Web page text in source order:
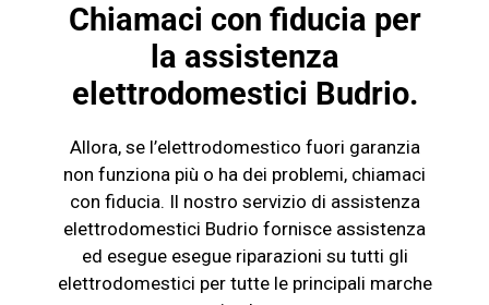
Chiamaci con fiducia per
la assistenza
elettrodomestici Budrio.
Allora, se l’elettrodomestico fuori garanzia
non funziona più o ha dei problemi, chiamaci
con fiducia. Il nostro servizio di assistenza
elettrodomestici Budrio fornisce assistenza
ed esegue esegue riparazioni su tutti gli
elettrodomestici per tutte le principali marche